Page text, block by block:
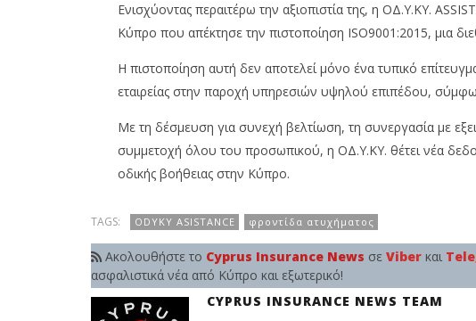
Ενισχύοντας περαιτέρω την αξιοπιστία της, η ΟΔ.Υ.ΚΥ.
Κύπρο που απέκτησε την πιστοποίηση ISO9001:2015, μια
Η πιστοποίηση αυτή δεν αποτελεί μόνο ένα τυπικό
εταιρείας στην παροχή υπηρεσιών υψηλού επιπέδου,
Με τη δέσμευση για συνεχή βελτίωση, τη συνεργασία με
συμμετοχή όλου του προσωπικού, η ΟΔ.Υ.ΚΥ. θέτει νέα
οδικής βοήθειας στην Κύπρο.
TAGS: ODYKY ASISTANCE φροντίδα ατυχήματος
Ακολουθήστε το Cyprus Insurance News σε Viberκαι
ασφαλιστικά νέα από Κύπρο και εξωτερικό!
CYPRUS INSURANCE NEWS TEAM